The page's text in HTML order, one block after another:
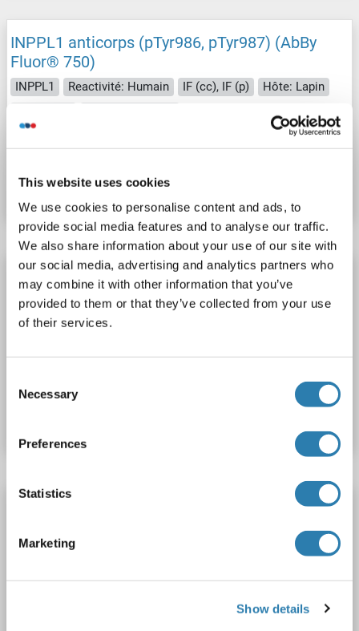
This website uses cookies
We use cookies to personalise content and ads, to
provide social media features and to analyse our traffic.
We also share information about your use of our site with
our social media, advertising and analytics partners who
may combine it with other information that you’ve
provided to them or that they’ve collected from your use
of their services.
Selection
Necessary
Preferences
Statistics
Marketing
Show details
INPPL1 anticorps (pTyr986, pTyr987) (AbBy
Fluor® 750)
INPPL1 Reactivité: Humain IF (cc), IF (p)
Hôte: Lapin
Fiche technique
INPPL1 anticorps (pTyr986, pTyr987) (AbBy
Fluor® 680)
INPPL1 Reactivité: Humain
N° du produit ABIN5005424
INPPL1 anticorps (pTyr1135) (AbBy Fluor®
INPPL1 Reactivité: Humain, Souris
WB, IF (cc), IF (p)